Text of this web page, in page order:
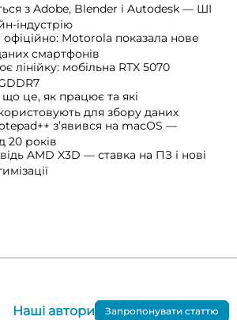
з Adobe, Blender і Autodesk — ШІ
індустрію
офіційно: Motorola показала нове
смартфонів
лінійку: мобільна RTX 5070
це, як працює та які
для збору даних
з’явився на macOS —
20 років
AMD X3D — ставка на ПЗ і нові
Наші автори Запропонувати статтю